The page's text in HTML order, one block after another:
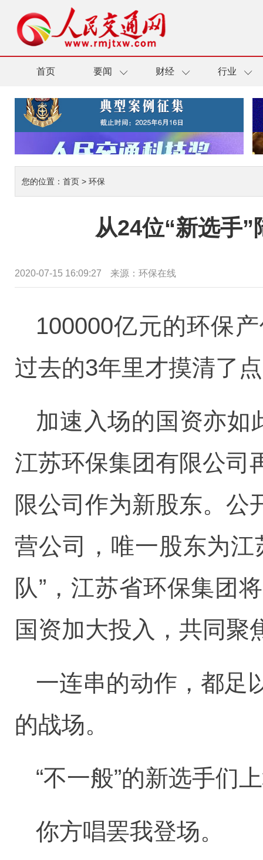
首页 要闻 财经 行业
您的位置： 首页 > 环保
从24位“新选手
2020-07-15 16:09:27 来源：环保在线
100000亿元的环保
过去的3年里才摸清了
加速入场的国资亦如
江苏环保集团有限公司
限公司作为新股东。公
营公司，唯一股东为
队”，江苏省环保集团
国资加大投入，共同聚
一连串的动作，都足
的战场。
“不一般”的新选手们
你方唱罢我登场。